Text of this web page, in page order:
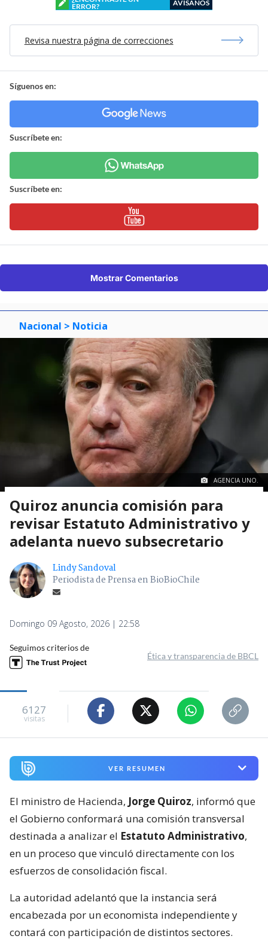
ERROR?
AVÍSANOS
Revisa nuestra página de correcciones
Síguenos en:
Suscríbete en:
Suscríbete en:
Mostrar Comentarios
Nacional > Noticia
AGENCIA UNO.
Quiroz anuncia comisión para
revisar Estatuto Administrativo y
adelanta nuevo subsecretario
Lindy Sandoval
Periodista de Prensa en BioBioChile
Domingo 09 Agosto, 2026 | 22:58
Seguimos criterios de
Ética y transparencia de BBCL
6127
visitas
VER RESUMEN
El ministro de Hacienda, Jorge Quiroz, informó que
el Gobierno conformará una comisión transversal
destinada a analizar el Estatuto Administrativo,
en un proceso que vinculó directamente con los
esfuerzos de consolidación fiscal.
La autoridad adelantó que la instancia será
encabezada por un economista independiente y
contará con participación de distintos sectores.